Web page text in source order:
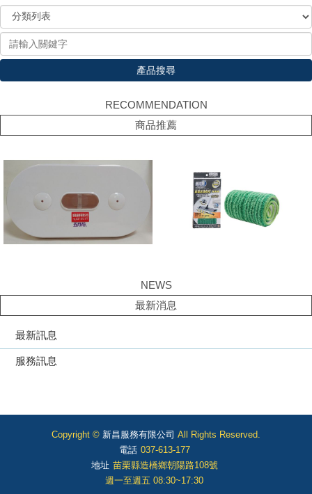
產品搜尋
RECOMMENDATION
商品推薦
NEWS
最新消息
最新訊息
服務訊息
Copyright © 新昌服務有限公司 All Rights Reserved.
電話 037-613-177
地址 苗栗縣造橋鄉朝陽路108號
週一至週五 08:30~17:30